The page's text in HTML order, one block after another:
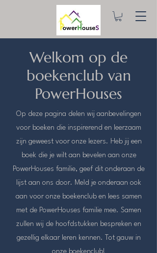
Welkom op de
boekenclub van
PowerHouses
Op deze pagina delen wij aanbevelingen
voor boeken die inspirerend en leerzaam
zijn geweest voor onze lezers. Heb jij een
boek die je wilt aan bevelen aan onze
PowerHouses familie, geef dit onderaan de
lijst aan ons door. Meld je onderaan ook
aan voor onze boekenclub en lees samen
met de PowerHouses familie mee. Samen
zullen wij de hoofdstukken bespreken en
gezellig elkaar leren kennen. Tot gauw in